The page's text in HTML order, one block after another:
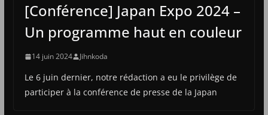
[Conférence] Japan Expo 2024 –
Un programme haut en couleur
14 juin 2024 Jihnkoda
Le 6 juin dernier, notre rédaction a eu le privilège de
participer à la conférence de presse de la Japan